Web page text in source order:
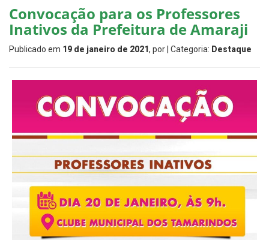
Convocação para os Professores
Inativos da Prefeitura de Amaraji
Publicado em 19 de janeiro de 2021, por | Categoria: Destaque